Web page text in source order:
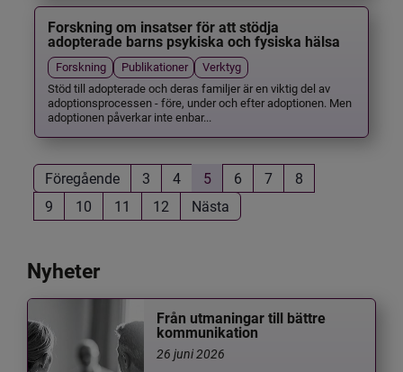
Forskning om insatser för att stödja
adopterade barns psykiska och fysiska hälsa
Forskning Publikationer
Verktyg
Stöd till adopterade och deras familjer är en viktig del av
adoptionsprocessen - före, under och efter adoptionen. Men
adoptionen påverkar inte enbar...
Föregående 3 4 5 6 7
8
9
10 11 12 Nästa
Nyheter
Från utmaningar till bättre
kommunikation
26 juni 2026